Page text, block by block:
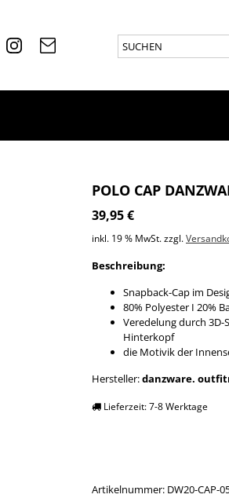
POLO CAP
39,95€
inkl. 19 % MwSt. zzgl.
Beschreibung:
Snapback-Cap im
80% Polyester I 20%
Veredelung durch 3D-
Hinterkopf
die Motivik der
Hersteller:danzware.
Lieferzeit:7-8 Werktage
Artikelnummer: DW20-CAP-